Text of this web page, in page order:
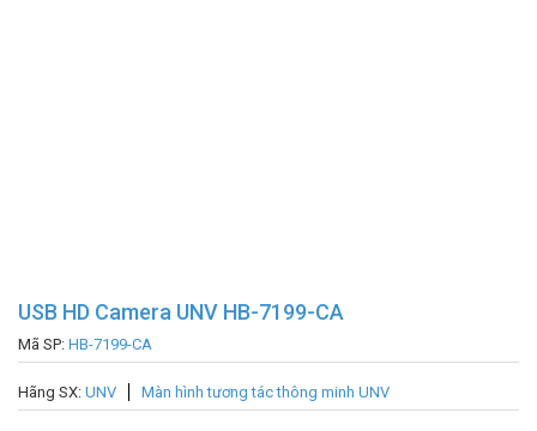
USB HD Camera UNV HB-7199-CA
Mã SP: HB-7199-CA
Hãng SX: UNV Màn hình tương tác thông minh UNV